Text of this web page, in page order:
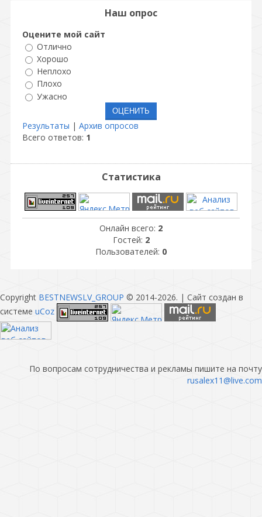
Наш опрос
Оцените мой сайт
Отлично
Хорошо
Неплохо
Плохо
Ужасно
Результаты | Архив опросов
Всего ответов: 1
Статистика
Онлайн всего: 2
Гостей: 2
Пользователей: 0
Copyright BESTNEWSLV_GROUP © 2014-2026. | Сайт создан в
системе uCoz
По вопросам сотрудничества и рекламы пишите на почту
rusalex11@live.com